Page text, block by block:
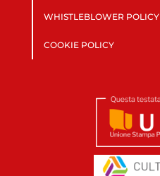
WHISTLEBLOWER POLICY
COOKIE POLICY